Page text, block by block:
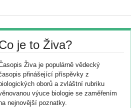
je to Živa?
Živa je populárně vědecký
přinášející příspěvky z
biologických oborů a zvláštní rubriku
výuce biologie se zaměřením
nejnovější poznatky.